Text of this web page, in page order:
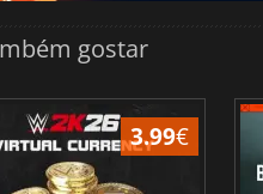
gostar
3.99€